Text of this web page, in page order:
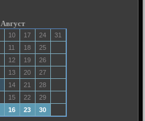
Август
10 17 24
31
11 18
25
12 19
26
13 20
27
14 21
28
15 22
29
16 23 30